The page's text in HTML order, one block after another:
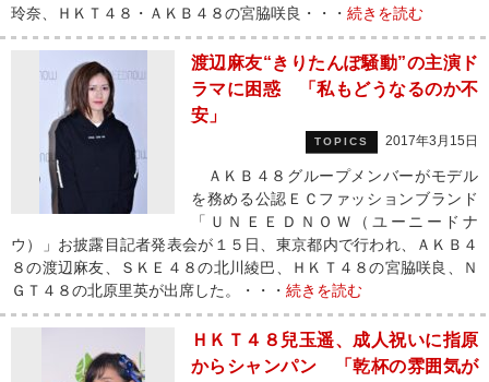
玲奈、ＨＫＴ４８・ＡＫＢ４８の宮脇咲良・・・ 続きを読む
渡辺麻友“きりたんぽ騒動”の主演ド
ラマに困惑 「私もどうなるのか不
安」
TOPICS 2017年3月15日
ＡＫＢ４８グループメンバーがモデル
を務める公認ＥＣファッションブランド
「ＵＮＥＥＤＮＯＷ（ユーニードナ
ウ）」お披露目記者発表会が１５日、東京都内で行われ、ＡＫＢ４
８の渡辺麻友、ＳＫＥ４８の北川綾巴、ＨＫＴ４８の宮脇咲良、Ｎ
ＧＴ４８の北原里英が出席した。・・・ 続きを読む
ＨＫＴ４８兒玉遥、成人祝いに指原
からシャンパン 「乾杯の雰囲気が